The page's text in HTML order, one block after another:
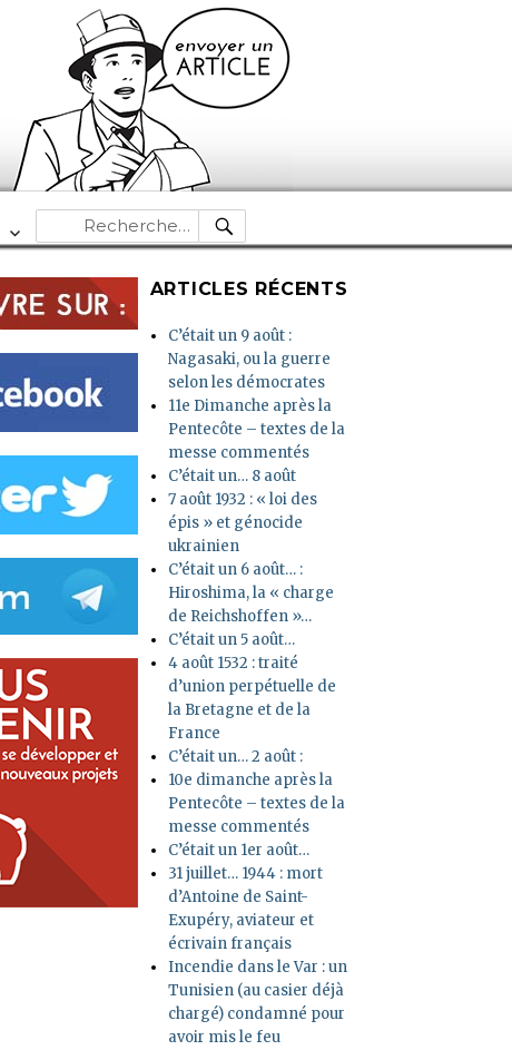
Recherche
pour :
RECHERCHE
ARTICLES RÉCENTS
C’était un 9 août :
Nagasaki, ou la guerre
selon les démocrates
11e Dimanche après la
Pentecôte – textes de la
messe commentés
C’était un… 8 août
7 août 1932 : « loi des
épis » et génocide
ukrainien
C’était un 6 août… :
Hiroshima, la « charge
de Reichshoffen »…
C’était un 5 août…
4 août 1532 : traité
d’union perpétuelle de
la Bretagne et de la
France
C’était un… 2 août :
10e dimanche après la
Pentecôte – textes de la
messe commentés
C’était un 1er août…
31 juillet… 1944 : mort
d’Antoine de Saint-
Exupéry, aviateur et
écrivain français
Incendie dans le Var : un
Tunisien (au casier déjà
chargé) condamné pour
avoir mis le feu